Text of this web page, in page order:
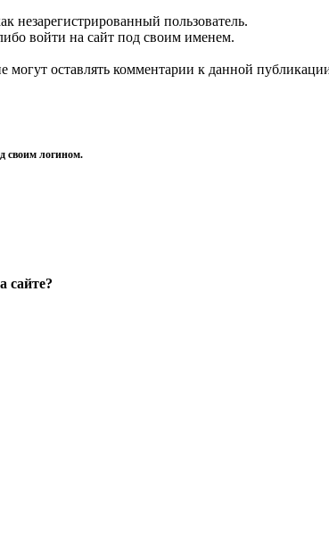
незарегистрированный пользователь.
войти на сайт под своим именем.
могут оставлять комментарии к данной
своим логином.
сайте?